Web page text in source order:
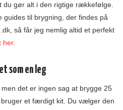
du gør alt i den rigtige rækkefølge.
guides til brygning, der findes på
så får jeg nemlig altid et perfekt
her.
som en leg
det er ingen sag at brygge 25
et færdigt kit. Du vælger den